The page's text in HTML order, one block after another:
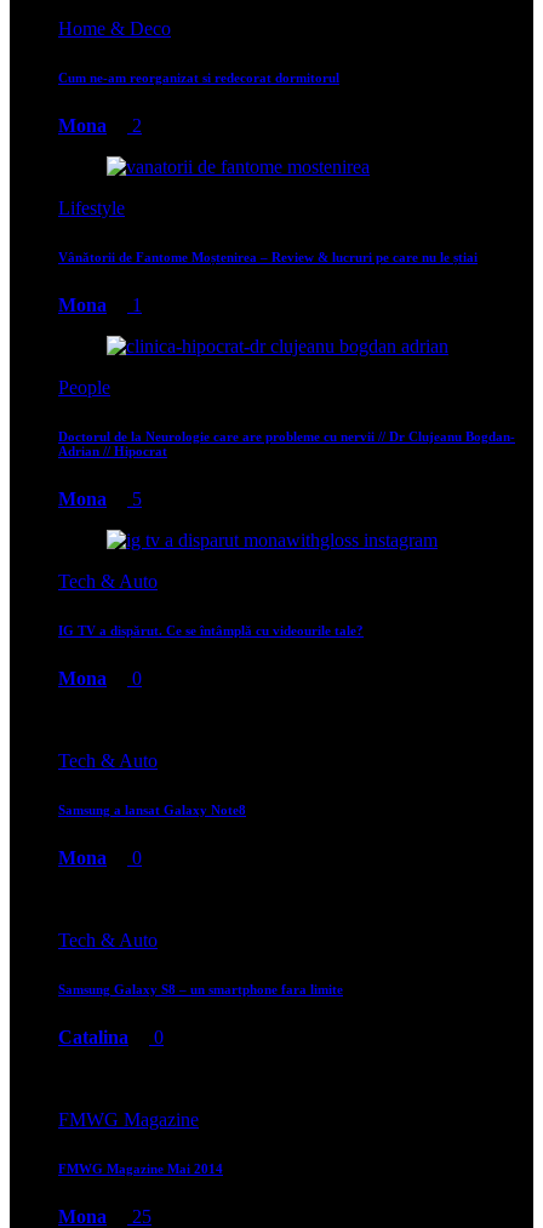
Home & Deco
Cum ne-am reorganizat si redecorat dormitorul
Mona 2
Lifestyle
Vânătorii de Fantome Moștenirea – Review & lucruri pe care nu le știai
Mona 1
People
Doctorul de la Neurologie care are probleme cu nervii // Dr Clujeanu Bogdan-
Adrian // Hipocrat
Mona 5
Tech & Auto
IG TV a dispărut. Ce se întâmplă cu videourile tale?
Mona 0
Tech & Auto
Samsung a lansat Galaxy Note8
Mona 0
Tech & Auto
Samsung Galaxy S8 – un smartphone fara limite
Catalina 0
FMWG Magazine
FMWG Magazine Mai 2014
Mona 25